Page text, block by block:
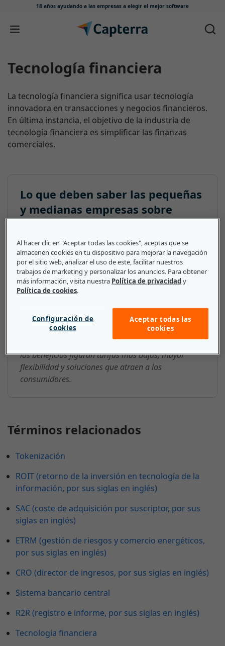
18 años ayudando a las empresas a elegir el mejor software
Ir directamente al contenido
Tecnología financiera
La tecnología financiera significa usar tecnología
innovadora en transacciones y negocios financieros.
En última instancia, el objetivo de la industria de
tecnología financiera es simplificar las finanzas
comerciales.
Lo que deben saber las pequeñas
y medianas empresas sobre
La tecnología financiera es un elemento disruptivo
para la banca tradicional. Significa hacer las cosas
de manera diferente a través de aplicaciones
digitales, nuevas formas de transferir fondos y
métodos de pago únicos. Las empresas que adoptan
estrategias y tecnologías financieras ayudan a
preparar sus métodos bancarios para el futuro. Más
de la mitad de las pymes ya utilizan algún tipo de
tecnología financiera en sus organizaciones. Entre
los beneficios figuran tarifas más bajas, mayor
flexibilidad y soluciones que atraen a los
consumidores.
Términos relacionados
Tokenización
ROIT (retorno de la inversión en tecnología de la
información, por sus siglas en inglés)
SAC (coste de adquisición por suscriptor, por sus
siglas en inglés)
ETRM (gestión de riesgos y comercio energéticos,
por sus siglas en inglés)
CRO (director de ingresos, por sus siglas en inglés)
Sistema bancario central
R2R (registro e informe, por sus siglas en inglés)
Tecnología financiera
Al hacer clic en "Aceptar todas las cookies", aceptas que se
almacenen cookies en tu dispositivo para mejorar la navegación
por el sitio web, analizar el uso de este, facilitar nuestros
trabajos de marketing y personalizar los anuncios. Para obtener
más información, visita nuestra Política de privacidady
Política de cookies.
Configuración de
cookies
Aceptar todas las
cookies